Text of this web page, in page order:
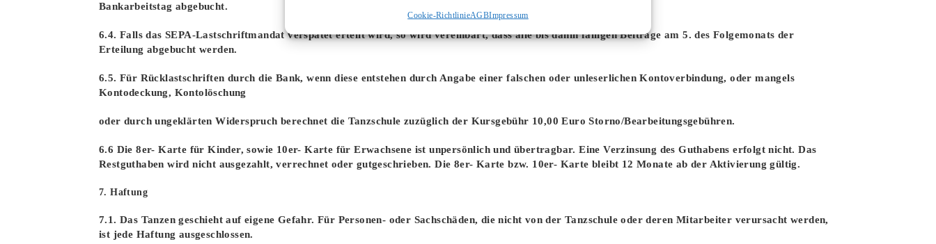
Cookie-RichtlinieAGBImpressum
Bankarbeitstag abgebucht.
6.4. Falls das SEPA-Lastschriftmandat verspätet erteilt wird, so wird vereinbart, dass alle bis dahin fälligen Beiträge am 5. des Folgemonats der
Erteilung abgebucht werden.
6.5. Für Rücklastschriften durch die Bank, wenn diese entstehen durch Angabe einer falschen oder unleserlichen Kontoverbindung, oder mangels
Kontodeckung, Kontolöschung
oder durch ungeklärten Widerspruch berechnet die Tanzschule zuzüglich der Kursgebühr 10,00 Euro Storno/Bearbeitungsgebühren.
6.6 Die 8er- Karte für Kinder, sowie 10er- Karte für Erwachsene ist unpersönlich und übertragbar. Eine Verzinsung des Guthabens erfolgt nicht. Das
Restguthaben wird nicht ausgezahlt, verrechnet oder gutgeschrieben. Die 8er- Karte bzw. 10er- Karte bleibt 12 Monate ab der Aktivierung gültig.
7. Haftung
7.1. Das Tanzen geschieht auf eigene Gefahr. Für Personen- oder Sachschäden, die nicht von der Tanzschule oder deren Mitarbeiter verursacht werden,
ist jede Haftung ausgeschlossen.